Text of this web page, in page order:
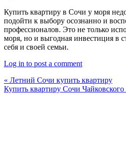
Купить квартиру в Сочи у моря
подойти к выбору осознанно и
профессионалов. Это не только
моря, но и выгодная инвестиция в
себя и своей семьи.
Log in to post a comment
« Летний Сочи купить квартиру
Купить квартиру Сочи Чайковского